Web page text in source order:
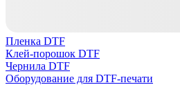
Пленка DTF
Клей-порошок DTF
Чернила DTF
Оборудование для DTF-печати